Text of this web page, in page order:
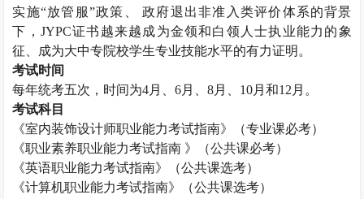
实施“放管服”政策、 政府退出非准入类评价体系的背景
下，JYPC证书越来越成为金领和白领人士执业能力的象
征、成为大中专院校学生专业技能水平的有力证明。
考试时间
每年统考五次，时间为4月、6月、8月、10月和12月。
考试科目
《室内装饰设计师职业能力考试指南》（专业课必考）
《职业素养职业能力考试指南 》（公共课必考）
《英语职业能力考试指南》（公共课选考）
《计算机职业能力考试指南》（公共课选考）